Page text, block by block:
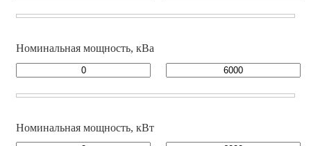
Номинальная мощность, кВа
Номинальная мощность, кВт